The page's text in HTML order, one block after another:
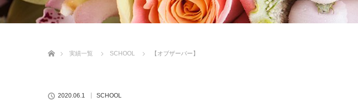
実績一覧
SCHOOL 【オブザーバー】
2020.06.1 SCHOOL